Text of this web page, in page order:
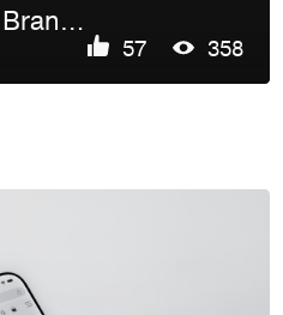
VISUĀLLI | Digital Brand Packaging & Visual Strategy
57 358